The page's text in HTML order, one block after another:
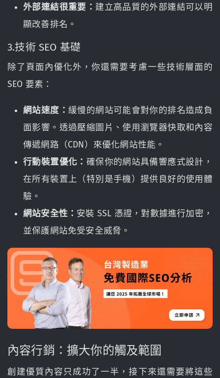
外部連結很重要： 建立高品質的外部連結可以明
顯改善排名。
3.技術 SEO 基礎
除了頁面內優化外，你還需要考慮一些技術層面的
SEO 要素：
網站速度： 緩慢的網站可能會對你的排名造成負
面影響。透過壓縮圖片、使用瀏覽器快取和內容
傳遞網路（CDN）來優化網站性能。
行動裝置優化： 確保你的網站具備響應式設計，
在所有裝置上（特別是手機）提供良好的使用體
驗。
網站安全性： 安裝 SSL 憑證，對數據進行加密，
並保護網站免受安全威脅。
內容行銷：擴大你的觸及範圍
創建優質內容只成功了一半，接下來還需要將這些